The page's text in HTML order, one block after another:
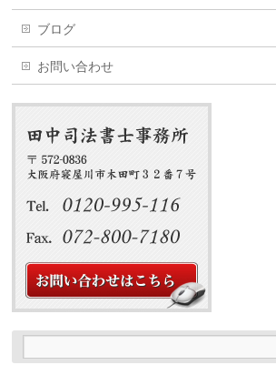
ブログ
お問い合わせ